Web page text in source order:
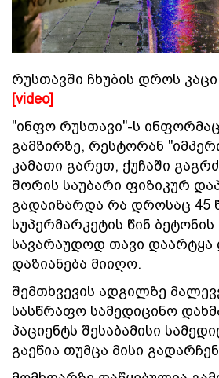
რუსთავში ჩხუბის დროს
[video]
"ინფო რუსთავი"-ს
გამზირზე, რესტორან
კამათი გარეთ, ქუჩაში
შორის საუბარი ფიზიკურ
გადაიზარდა რა დროსაც 45
სუპერმარკეტის წინ
სავარაუდოდ თავი დაარტყა
დაზიანება მიიღო.
შემთხვევის ადგილზე
სასწრაფო სამედიცინო
პაციენტს შესაბამისი
გაეწია თუმცა მისი